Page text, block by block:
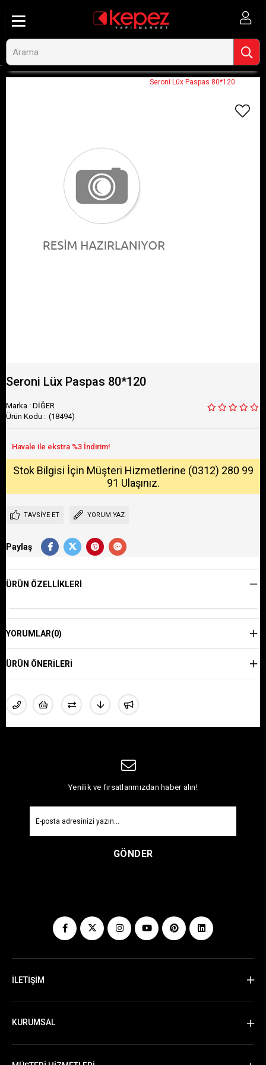
Seroni Lüx Paspas 80*120
Seroni Lüx Paspas 80*120
Marka : DİĞER
(18494)
Stok Bilgisi İçin Müşteri Hizmetlerine (0312) 280 99
91 Ulaşınız.
TAVSIYE ET YORUM YAZ
Paylaş
ÜRÜN ÖZELLIKLERI
YORUMLAR(0)
ÜRÜN ÖNERILERI
Yenilik ve fırsatlarımızdan haber alın!
GÖNDER
İLETİŞİM
KURUMSAL